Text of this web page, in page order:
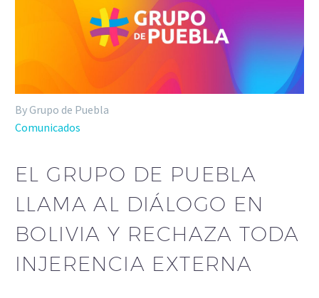
By Grupo de Puebla
Comunicados
EL GRUPO DE PUEBLA
LLAMA AL DIÁLOGO EN
BOLIVIA Y RECHAZA TODA
INJERENCIA EXTERNA